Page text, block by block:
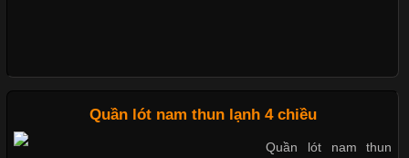
Khám Phá Áo Phông Trang Phục Phổ Biến Nhất Hiện Nay
Cập nhật 2026-04-24 17:24:50
Quần lót nam thun lạnh 4 chiều
Quần lót nam thun